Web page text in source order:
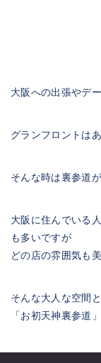
大阪への出張やデ
グランフロントは
そんな時は裏参道
大阪に住んでいる
も多いですが
どの店の雰囲気も
そんな大人な空間
「お初天神裏参道